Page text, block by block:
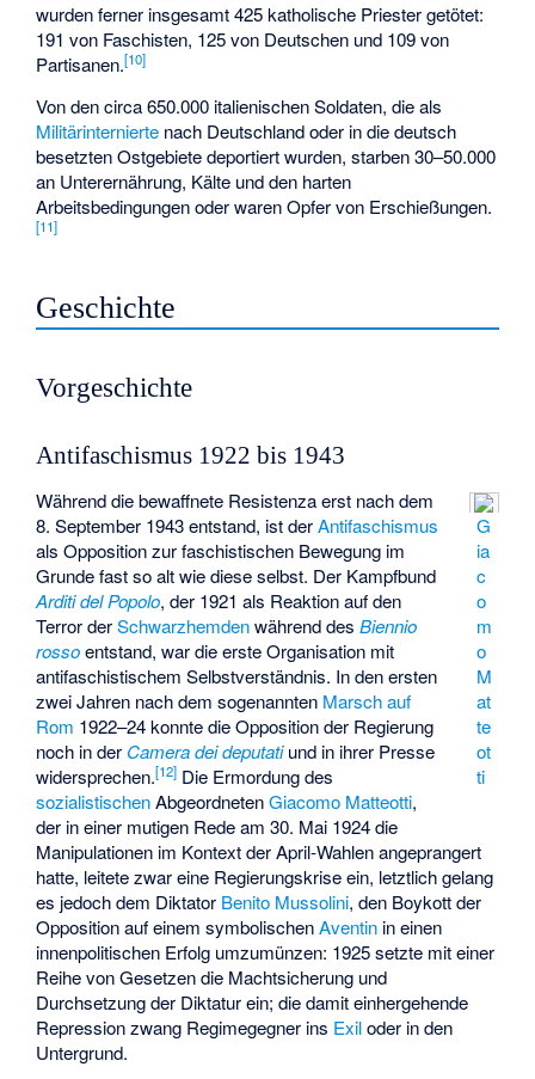
wurden ferner insgesamt 425 katholische Priester getötet:
191 von Faschisten, 125 von Deutschen und 109 von
Partisanen.[10]
Von den circa 650.000 italienischen Soldaten, die als
Militärinternierte nach Deutschland oder in die deutsch
besetzten Ostgebiete deportiert wurden, starben 30–50.000
an Unterernährung, Kälte und den harten
Arbeitsbedingungen oder waren Opfer von Erschießungen.
[11]
Geschichte
Vorgeschichte
Antifaschismus 1922 bis 1943
G
ia
c
o
m
o
M
at
te
ot
ti
Während die bewaffnete Resistenza erst nach dem
8. September 1943 entstand, ist derAntifaschismus
als Opposition zur faschistischen Bewegung im
Grunde fast so alt wie diese selbst. Der Kampfbund
Arditi del Popolo, der 1921 als Reaktion auf den
Terror derSchwarzhemdenwährend desBiennio
rossoentstand, war die erste Organisation mit
antifaschistischem Selbstverständnis. In den ersten
zwei Jahren nach dem sogenannten Marsch auf
Rom 1922–24 konnte die Opposition der Regierung
noch in der Camera dei deputatiund in ihrer Presse
widersprechen.[12] Die Ermordung des
sozialistischenAbgeordnetenGiacomo Matteotti,
der in einer mutigen Rede am 30. Mai 1924 die
Manipulationen im Kontext der April-Wahlen angeprangert
hatte, leitete zwar eine Regierungskrise ein, letztlich gelang
es jedoch dem Diktator Benito Mussolini, den Boykott der
Opposition auf einem symbolischenAventin in einen
innenpolitischen Erfolg umzumünzen: 1925 setzte mit einer
Reihe von Gesetzen die Machtsicherung und
Durchsetzung der Diktatur ein; die damit einhergehende
Repression zwang Regimegegner ins Exiloder in den
Untergrund.